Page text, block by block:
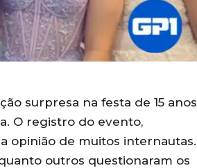
surpresa na festa de 15 anos
O registro do evento,
opinião de muitos internautas.
outros questionaram os